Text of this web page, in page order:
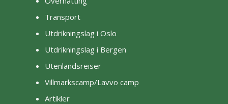
Transport
Utdrikningslag i Oslo
Utdrikningslag i Bergen
Utenlandsreiser
Villmarkscamp/Lavvo camp
Artikler